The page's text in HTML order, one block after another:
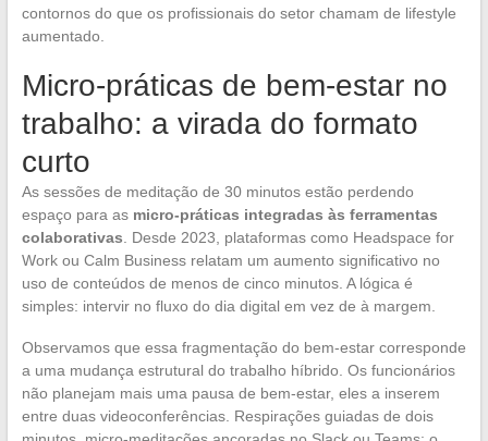
contornos do que os profissionais do setor chamam de lifestyle
aumentado.
Micro-práticas de bem-estar no
trabalho: a virada do formato
curto
As sessões de meditação de 30 minutos estão perdendo
espaço para as micro-práticas integradas às ferramentas
colaborativas . Desde 2023, plataformas como Headspace for
Work ou Calm Business relatam um aumento significativo no
uso de conteúdos de menos de cinco minutos. A lógica é
simples: intervir no fluxo do dia digital em vez de à margem.
Observamos que essa fragmentação do bem-estar corresponde
a uma mudança estrutural do trabalho híbrido. Os funcionários
não planejam mais uma pausa de bem-estar, eles a inserem
entre duas videoconferências. Respirações guiadas de dois